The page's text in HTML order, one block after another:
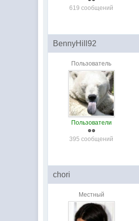
619 сообщений
BennyHill92
Пользователь
Пользователи
395 сообщений
chori
Местный